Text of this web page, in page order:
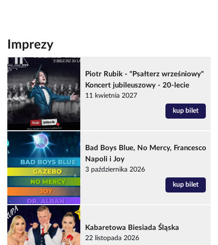
Imprezy
Piotr Rubik - "Psałterz wrześniowy"
Koncert jubileuszowy - 20-lecie
11 kwietnia 2027
kup bilet
Bad Boys Blue, No Mercy, Francesco
Napoli i Joy
3 października 2026
kup bilet
Kabaretowa Biesiada Śląska
22 listopada 2026